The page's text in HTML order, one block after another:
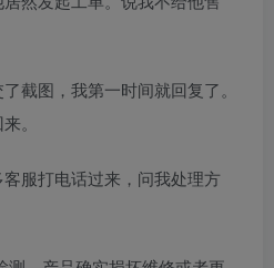
截图，我第一时间就回复了。
。
服打电话过来，问我处理方